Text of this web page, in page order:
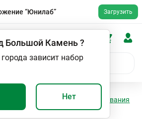
“Юнилаб” Загрузить
Большой Камень?
зависит набор
Нет
Дуплексные исследования
сканирование магистральных